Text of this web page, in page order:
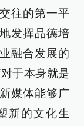
往的第一平
发挥品德培
融合发展的
于本身就是
媒体能够广
新的文化生